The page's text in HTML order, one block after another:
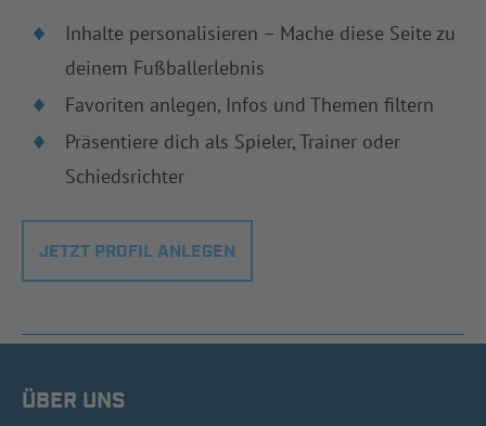
Inhalte personalisieren – Mache diese Seite zu
deinem Fußballerlebnis
Favoriten anlegen, Infos und Themen filtern
Präsentiere dich als Spieler, Trainer oder
Schiedsrichter
JETZT PROFIL ANLEGEN
ÜBER UNS